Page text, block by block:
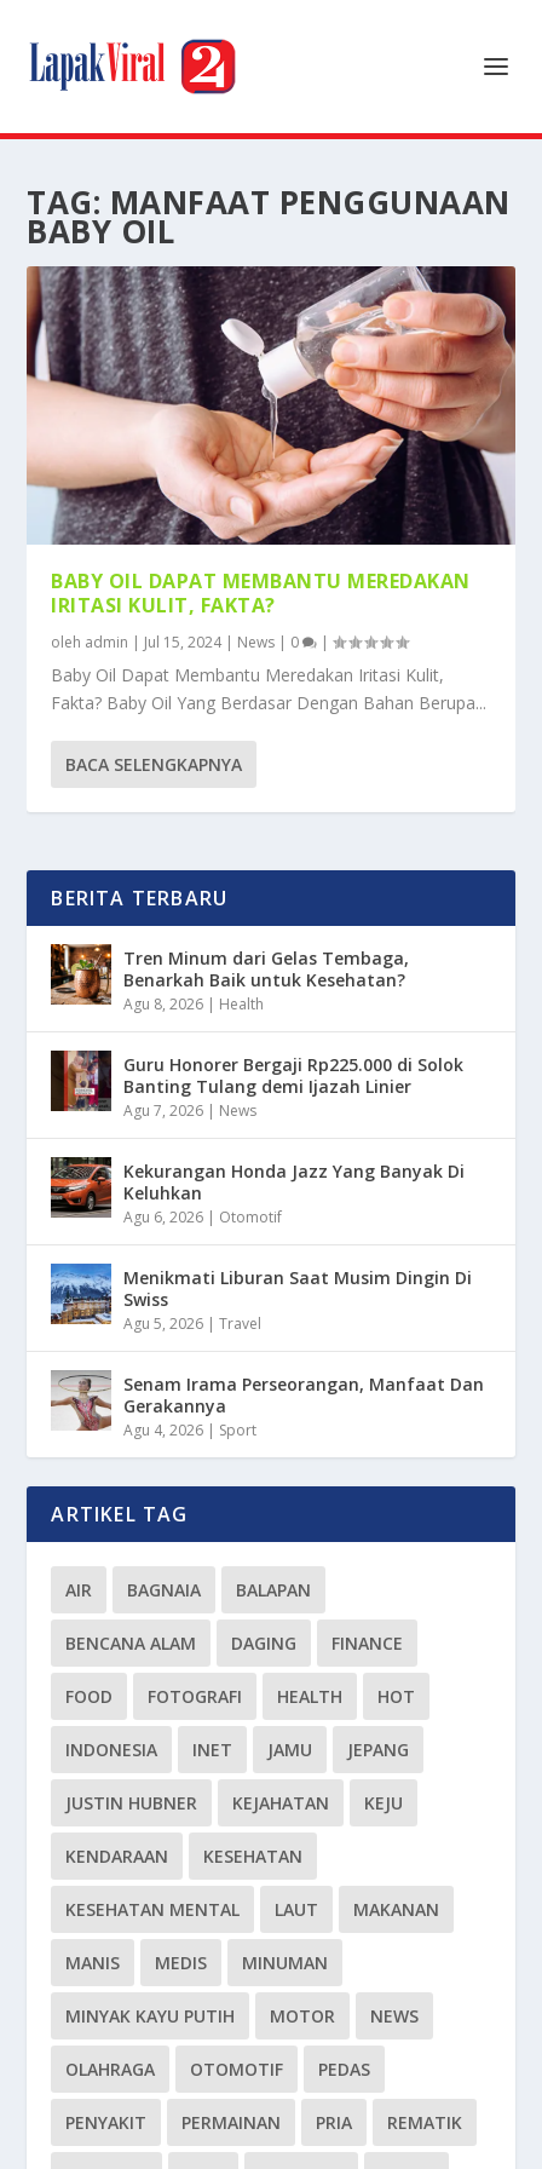
TAG: MANFAAT PENGGUNAAN
BABY OIL
BABY OIL DAPAT MEMBANTU MEREDAKAN
IRITASI KULIT, FAKTA?
oleh admin | Jul 15, 2024| News | 0 |
Baby Oil Dapat Membantu Meredakan Iritasi Kulit,
Fakta? Baby Oil Yang Berdasar Dengan Bahan Berupa...
BACA SELENGKAPNYA
BERITA TERBARU
Tren Minum dari Gelas Tembaga,
Benarkah Baik untuk Kesehatan?
Agu 8, 2026 | Health
Guru Honorer Bergaji Rp225.000 di Solok
Banting Tulang demi Ijazah Linier
Agu 7, 2026 | News
Kekurangan Honda Jazz Yang Banyak Di
Keluhkan
Agu 6, 2026 | Otomotif
Menikmati Liburan Saat Musim Dingin Di
Swiss
Agu 5, 2026 |Travel
Senam Irama Perseorangan, Manfaat Dan
Gerakannya
Agu 4, 2026 | Sport
ARTIKEL TAG
AIR BAGNAIA BALAPAN
BENCANA ALAM DAGING FINANCE
FOOD FOTOGRAFI HEALTH HOT
INDONESIA INET JAMU JEPANG
JUSTIN HUBNER KEJAHATAN KEJU
KENDARAAN KESEHATAN
KESEHATAN MENTAL LAUT MAKANAN
MANIS MEDIS MINUMAN
MINYAK KAYU PUTIH MOTOR NEWS
OLAHRAGA OTOMOTIF PEDAS
PENYAKIT PERMAINAN PRIA REMATIK